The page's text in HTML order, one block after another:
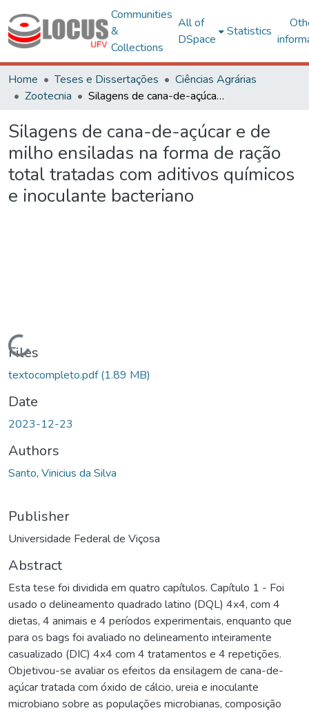
Communities
&
Collections
All of
DSpace
Statistics
Home Teses e Dissertações
Ciências Agrárias
Zootecnia
Silagens de cana-de-açúcar e de milho ensiladas na forma de ração total tratadas com aditivos químicos e inoculante bacteriano
Silagens de cana-de-açúcar e de
milho ensiladas na forma de ração
total tratadas com aditivos químicos
e inoculante bacteriano
Loading...
Files
textocompleto.pdf(1.89 MB)
Date
2023-12-23
Authors
Santo, Vinicius da Silva
Publisher
Universidade Federal de Viçosa
Abstract
Esta tese foi dividida em quatro capítulos. Capítulo 1 - Foi
usado o delineamento quadrado latino (DQL) 4x4, com 4
dietas, 4 animais e 4 períodos experimentais, enquanto que
para os bags foi avaliado no delineamento inteiramente
casualizado (DIC) 4x4 com 4 tratamentos e 4 repetições.
Objetivou-se avaliar os efeitos da ensilagem de cana-de-
açúcar tratada com óxido de cálcio, ureia e inoculante
microbiano sobre as populações microbianas, composição